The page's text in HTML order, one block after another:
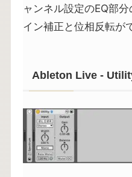
ャンネル設定のEQ部
イン補正と位相反転が
Ableton Live -